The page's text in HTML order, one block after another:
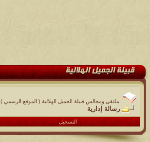
ملتقى ومجالس قبيلة الجميل الهلالية ( الموقع الرسمي )
رسالة إدارية
التسجيل